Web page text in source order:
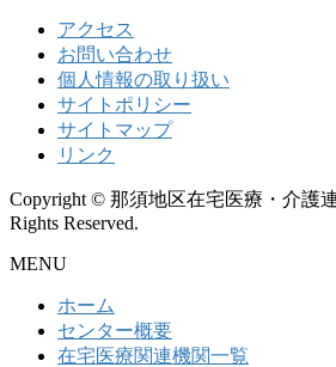
アクセス
お問い合わせ
個人情報の取り扱い
サイトポリシー
サイトマップ
リンク
Copyright © 那須地区在宅医療・介護
Rights Reserved.
MENU
ホーム
センター概要
在宅医療関連機関一覧